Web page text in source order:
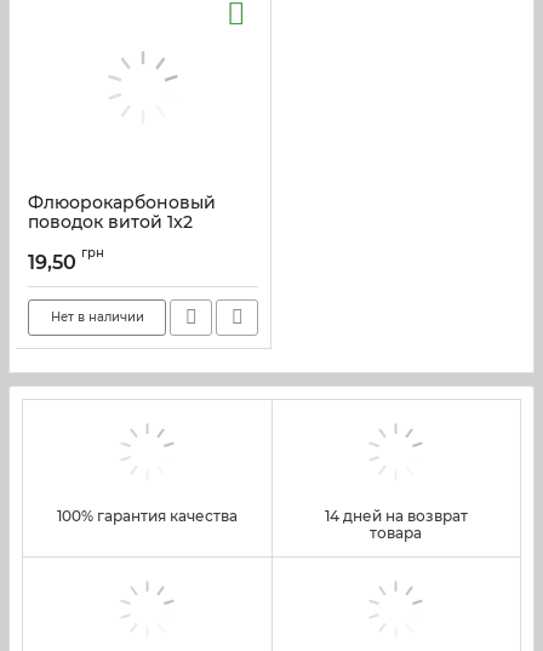
Флюорокарбоновый
поводок витой 1x2
Артикул:
19,50 грн
Нет в наличии
100% гарантия качества
14 дней на возврат
товара